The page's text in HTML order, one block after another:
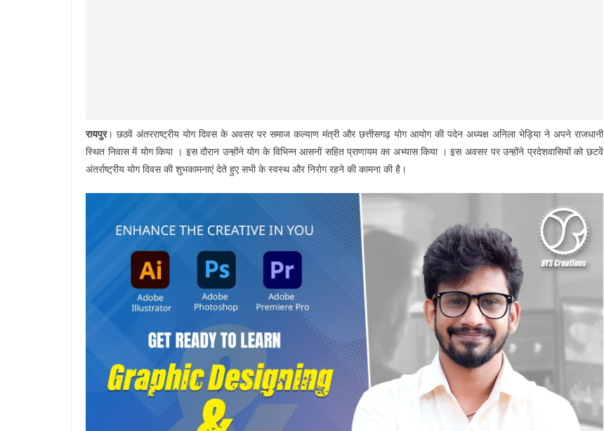
रायपुर। छठवें अंतरराष्ट्रीय योग दिवस के अवसर पर समाज कल्याण मंत्री और छत्तीसगढ़ योग आयोग की पदेन अध्यक्ष अनिला भेड़िया ने अपने राजधानी
स्थित निवास में योग किया । इस दौरान उन्होंने योग के विभिन्न आसनों सहित प्राणायम का अभ्यास किया । इस अवसर पर उन्होंने प्रदेशवासियों को छटवें
अंतर्राष्ट्रीय योग दिवस की शुभकामनाएं देते हुए सभी के स्वस्थ और निरोग रहने की कामना की है।